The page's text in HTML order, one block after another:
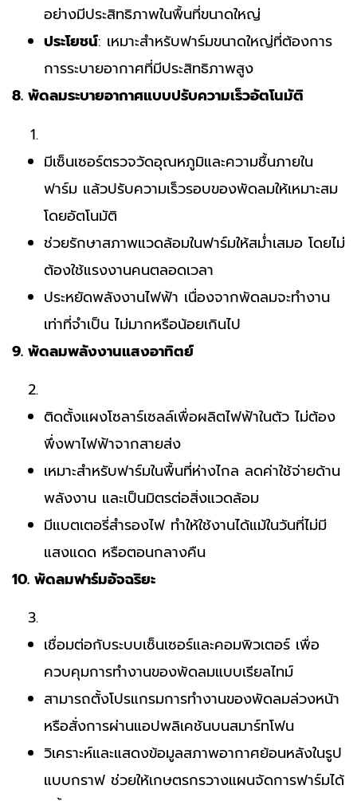
อย่างมีประสิทธิภาพในพื้นที่ขนาดใหญ่
ประโยชน์: เหมาะสำหรับฟาร์มขนาดใหญ่ที่ต้องการ
การระบายอากาศที่มีประสิทธิภาพสูง
8. พัดลมระบายอากาศแบบปรับความเร็วอัตโนมัติ
มีเซ็นเซอร์ตรวจวัดอุณหภูมิและความชื้นภายใน
ฟาร์ม แล้วปรับความเร็วรอบของพัดลมให้เหมาะสม
โดยอัตโนมัติ
ช่วยรักษาสภาพแวดล้อมในฟาร์มให้สม่ำเสมอ โดยไม่
ต้องใช้แรงงานคนตลอดเวลา
ประหยัดพลังงานไฟฟ้า เนื่องจากพัดลมจะทำงาน
เท่าที่จำเป็น ไม่มากหรือน้อยเกินไป
9. พัดลมพลังงานแสงอาทิตย์
ติดตั้งแผงโซลาร์เซลล์เพื่อผลิตไฟฟ้าในตัว ไม่ต้อง
พึ่งพาไฟฟ้าจากสายส่ง
เหมาะสำหรับฟาร์มในพื้นที่ห่างไกล ลดค่าใช้จ่ายด้าน
พลังงาน และเป็นมิตรต่อสิ่งแวดล้อม
มีแบตเตอรี่สำรองไฟ ทำให้ใช้งานได้แม้ในวันที่ไม่มี
แสงแดด หรือตอนกลางคืน
10. พัดลมฟาร์มอัจฉริยะ
เชื่อมต่อกับระบบเซ็นเซอร์และคอมพิวเตอร์ เพื่อ
ควบคุมการทำงานของพัดลมแบบเรียลไทม์
สามารถตั้งโปรแกรมการทำงานของพัดลมล่วงหน้า
หรือสั่งการผ่านแอปพลิเคชันบนสมาร์ทโฟน
วิเคราะห์และแสดงข้อมูลสภาพอากาศย้อนหลังในรูป
แบบกราฟ ช่วยให้เกษตรกรวางแผนจัดการฟาร์มได้